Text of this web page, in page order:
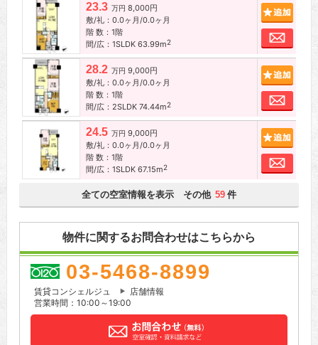
23.3 万円 8,000円
敷/礼：0.0ヶ月/0.0ヶ月
階 数：1階
間/広：1SLDK 63.99m2
お問
28.2 万円 9,000円
敷/礼：0.0ヶ月/0.0ヶ月
階 数：1階
間/広：2SLDK 74.44m2
お問
24.5 万円 9,000円
敷/礼：0.0ヶ月/0.0ヶ月
階 数：1階
間/広：1SLDK 67.15m2
お問
全ての空室情報を表示 その他 59 件
物件に関するお問合わせはこちらから
03-5468-8899
賃貸コンシェルジュ
店舗情報
営業時間：10:00～19:00